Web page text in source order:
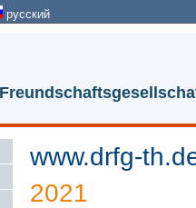
русский
www.drfg-
2021